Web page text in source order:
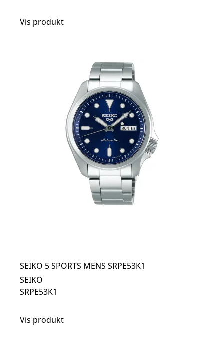
Vis produkt
SEIKO 5 SPORTS MENS SRPE53K1
SEIKO
SRPE53K1
Vis produkt